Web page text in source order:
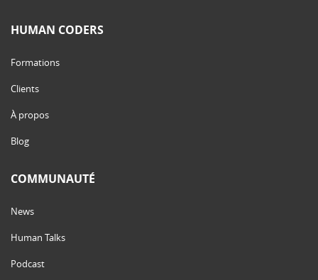
HUMAN CODERS
Formations
Clients
À propos
Blog
COMMUNAUTÉ
News
Human Talks
Podcast